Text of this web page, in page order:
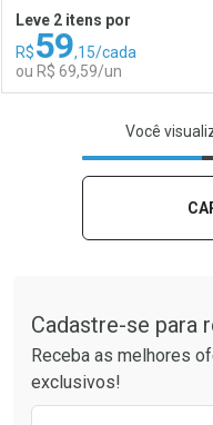
Comprar sem Desconto
Por R$ 54,59/cada
Comprar sem Desconto
Por R$ 54,59/cada
Leve 2 itens por
R$59,15/cada
ou R$ 69,59/un
Laboratório
Por Menos
Você
Cadastre-se para
Receba as melhores
exclusivos!